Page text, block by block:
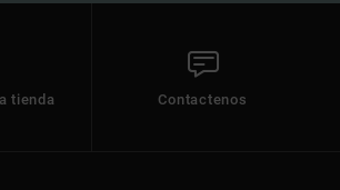
tienda Contactenos